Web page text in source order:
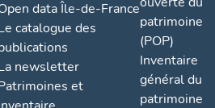
data Île-de-France
catalogue des
newsletter
et
patrimoine
(POP)
Inventaire
général du
patrimoine